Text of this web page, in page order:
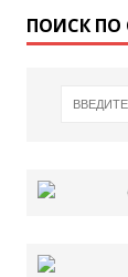
ПОИСК ПО